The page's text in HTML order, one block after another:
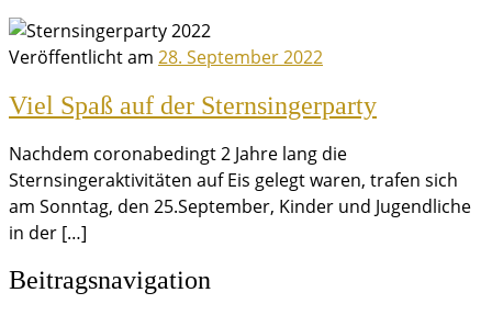
Veröffentlicht am 28. September 2022
Viel Spaß auf der Sternsingerparty
Nachdem coronabedingt 2 Jahre lang die
Sternsingeraktivitäten auf Eis gelegt waren, trafen sich
am Sonntag, den 25.September, Kinder und Jugendliche
in der […]
Beitragsnavigation